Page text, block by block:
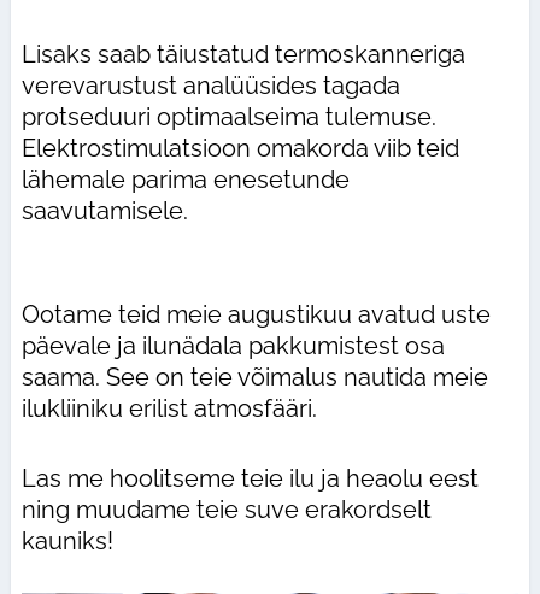
Lisaks saab täiustatud termoskanneriga
verevarustust analüüsides tagada
protseduuri optimaalseima tulemuse.
Elektrostimulatsioon omakorda viib teid
lähemale parima enesetunde
saavutamisele.
Ootame teid meie augustikuu avatud uste
päevale ja ilunädala pakkumistest osa
saama. See on teie võimalus nautida meie
ilukliiniku erilist atmosfääri.
Las me hoolitseme teie ilu ja heaolu eest
ning muudame teie suve erakordselt
kauniks!